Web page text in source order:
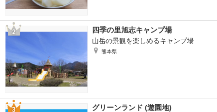
四季の里旭志キャンプ場
山岳の景観を楽しめるキャンプ場
熊本県
グリーンランド (遊園地)